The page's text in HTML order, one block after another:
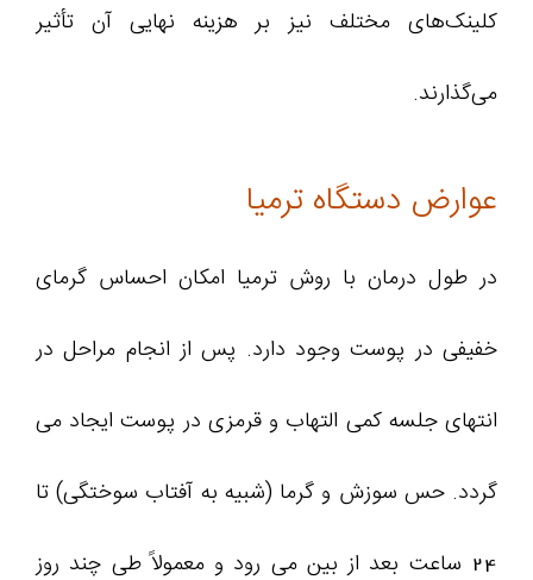
کلینک‌های مختلف نیز بر هزینه نهایی آن تأثیر
می‌گذارند.
عوارض دستگاه ترمیا
در طول درمان با روش ترمیا امکان احساس گرمای
خفیفی در پوست وجود دارد. پس از انجام مراحل در
انتهای جلسه کمی التهاب و قرمزی در پوست ایجاد می
گردد. حس سوزش و گرما (شبیه به آفتاب سوختگی) تا
24 ساعت بعد از بین می رود و معمولاً طی چند روز